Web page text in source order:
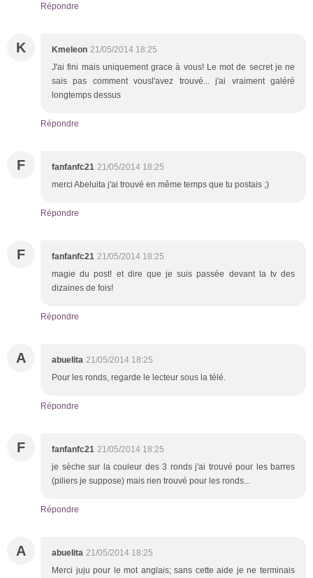
Répondre
K Kmeleon 21/05/2014 18:25
J'ai fini mais uniquement grace à vous! Le mot de secret je ne
sais pas comment vousl'avez trouvé... j'ai vraiment galéré
longtemps dessus
Répondre
F fanfanfc21 21/05/2014 18:25
merci Abeluita j'ai trouvé en même temps que tu postais ;)
Répondre
F fanfanfc21 21/05/2014 18:25
magie du post! et dire que je suis passée devant la tv des
dizaines de fois!
Répondre
A abuelita 21/05/2014 18:25
Pour les ronds, regarde le lecteur sous la télé.
Répondre
F fanfanfc21 21/05/2014 18:25
je sèche sur la couleur des 3 ronds j'ai trouvé pour les barres
(piliers je suppose) mais rien trouvé pour les ronds...
Répondre
A abuelita 21/05/2014 18:25
Merci juju pour le mot anglais; sans cette aide je ne terminais